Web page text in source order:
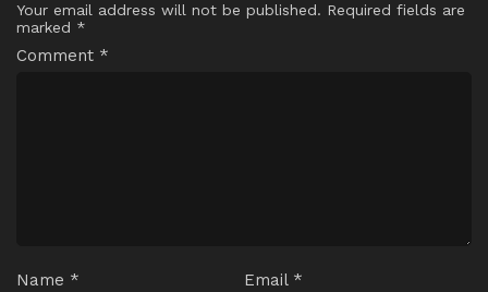
Your email address will not be published. Required fields are
marked *
Comment *
Name * Email *